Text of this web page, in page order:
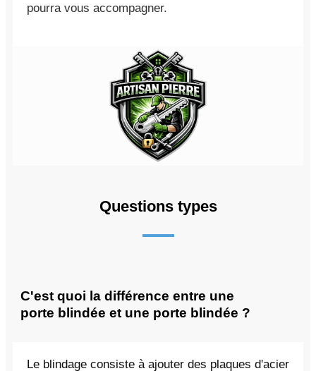
pourra vous accompagner.
Questions types
C'est quoi la différence entre une
porte blindée et une porte blindée ?
Le blindage consiste à ajouter des plaques d'acier